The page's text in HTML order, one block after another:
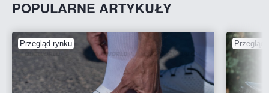
POPULARNE ARTYKUŁY
Przegląd rynku Przegląd